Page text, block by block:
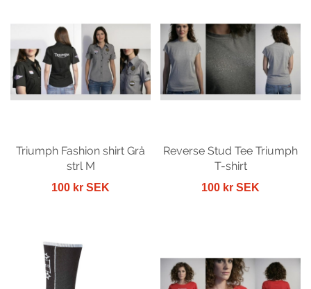
Triumph Fashion shirt Grå
strl M
100 kr SEK
Reverse Stud Tee Triumph
T-shirt
100 kr SEK